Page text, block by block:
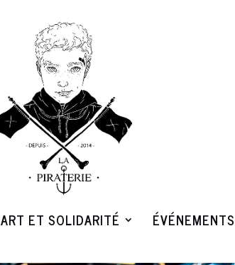
ART ET SOLIDARITÉ ÉVÉNEMENTS